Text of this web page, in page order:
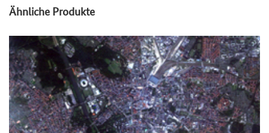
Ähnliche Produkte